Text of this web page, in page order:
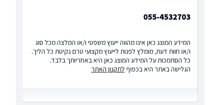
055-4532703
המידע המוצג כאן אינו מהווה ייעוץ משפטי ו/או המלצה מכל סוג
ו/או חוות דעת, מומלץ לפנות לייעוץ מקצועי טרם נקיטת כל הליך.
כל הסתמכות על המידע המוצג כאן היא באחריותך בלבד.
הגלישה באתר היא בכפוף לתקנון האתר